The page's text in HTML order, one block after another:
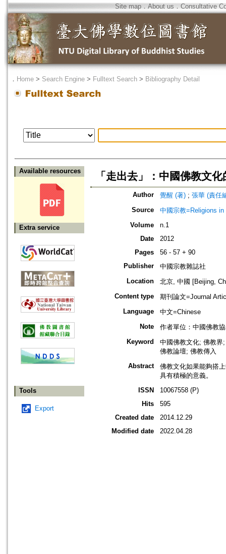
Site map．About us ． Consultative
． Home > Search Engine > Fulltext Search > Bibliography Detail
Available resources
Extra service
Tools
Export
「走出去」：中國佛教文
Author 覺醒 (著) ; 張華 (責任
Source
中國宗教=Religions
Volume
n.1
Date
2012
Pages
56 - 57 + 90
Publisher
中國宗教雜誌社
Location
北京, 中國 [Beijing,
Content type
期刊論文=Journal
Language
中文=Chinese
Note
作者單位：中國佛教
Keyword
中國佛教文化; 佛教界
佛教論壇; 佛教傳入
Abstract
佛教文化如果能夠搭
具有積極的意義。
ISSN
10067558 (P)
Hits
595
Created date
2014.12.29
Modified date
2022.04.28